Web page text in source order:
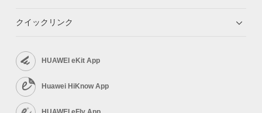
クイックリンク
HUAWEI eKit App
Huawei HiKnow App